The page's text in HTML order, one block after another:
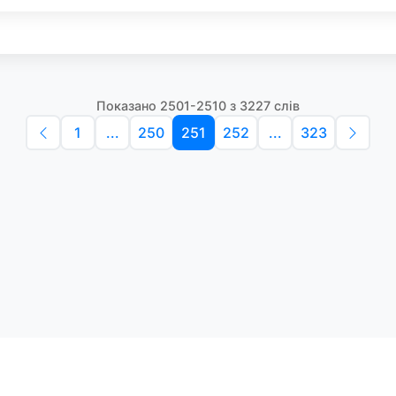
Показано 2501-2510 з 3227 слів
1 ... 250 251 252 ... 323